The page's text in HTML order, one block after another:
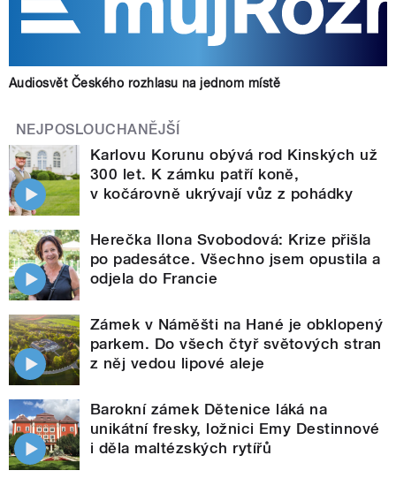
Audiosvět Českého rozhlasu na jednom místě
NEJPOSLOUCHANĚJŠÍ
Karlovu Korunu obývá rod Kinských už
300 let. K zámku patří koně,
v kočárovně ukrývají vůz z pohádky
Herečka Ilona Svobodová: Krize přišla
po padesátce. Všechno jsem opustila a
odjela do Francie
Zámek v Náměšti na Hané je obklopený
parkem. Do všech čtyř světových stran
z něj vedou lipové aleje
Barokní zámek Dětenice láká na
unikátní fresky, ložnici Emy Destinnové
i děla maltézských rytířů